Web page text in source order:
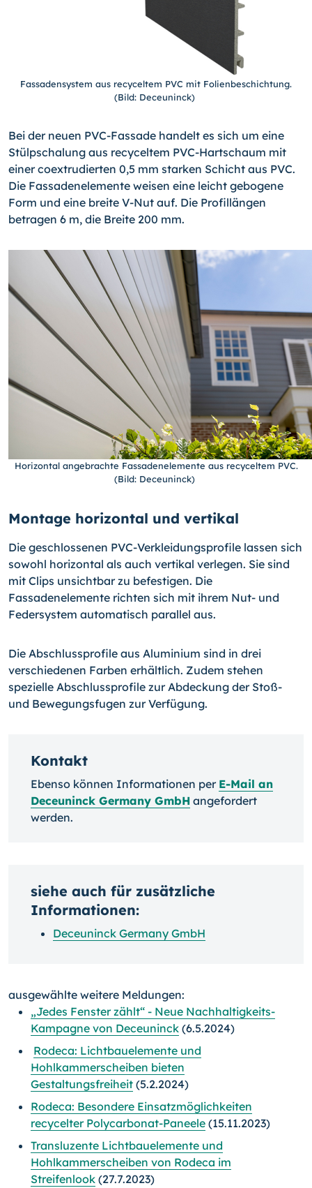
Fassadensystem aus recyceltem PVC mit Folienbeschichtung.
(Bild: Deceuninck)
Bei der neuen PVC-Fassade handelt es sich um eine
Stülpschalung aus recyceltem PVC-Hartschaum mit
einer coextrudierten 0,5 mm starken Schicht aus PVC.
Die Fassadenelemente weisen eine leicht gebogene
Form und eine breite V-Nut auf. Die Profillängen
betragen 6 m, die Breite 200 mm.
Horizontal angebrachte Fassadenelemente aus recyceltem PVC.
(Bild: Deceuninck)
Montage horizontal und vertikal
Die geschlossenen PVC-Verkleidungsprofile lassen sich
sowohl horizontal als auch vertikal verlegen. Sie sind
mit Clips unsichtbar zu befestigen. Die
Fassadenelemente richten sich mit ihrem Nut- und
Federsystem automatisch parallel aus.
Die Abschlussprofile aus Aluminium sind in drei
verschiedenen Farben erhältlich. Zudem stehen
spezielle Abschlussprofile zur Abdeckung der Stoß-
und Bewegungsfugen zur Verfügung.
Kontakt
Ebenso können Informationen per E-Mail an
Deceuninck Germany GmbH angefordert
werden.
siehe auch für zusätzliche
Informationen:
Deceuninck Germany GmbH
ausgewählte weitere Meldungen:
„Jedes Fenster zählt“ - Neue Nachhaltigkeits-
Kampagne von Deceuninck (6.5.2024)
Rodeca: Lichtbauelemente und
Hohlkammerscheiben bieten
Gestaltungsfreiheit (5.2.2024)
Rodeca: Besondere Einsatzmöglichkeiten
recycelter Polycarbonat-Paneele (15.11.2023)
Transluzente Lichtbauelemente und
Hohlkammerscheiben von Rodeca im
Streifenlook (27.7.2023)